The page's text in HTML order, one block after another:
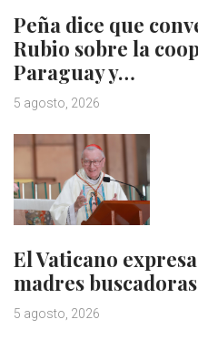
Peña dice que
Rubio sobre la
Paraguay y…
5 agosto, 2026
El Vaticano
madres
5 agosto, 2026